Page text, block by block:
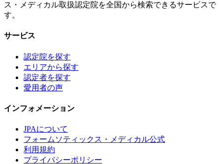
ス・メディカル取扱認定院を全国から検索できるサービスで
す。
サービス
認定院を探す
エリアから探す
認定者を探す
愛用者の声
インフォメーション
JPAについて
フォームソティックス・メディカル公式
利用規約
プライバシーポリシー